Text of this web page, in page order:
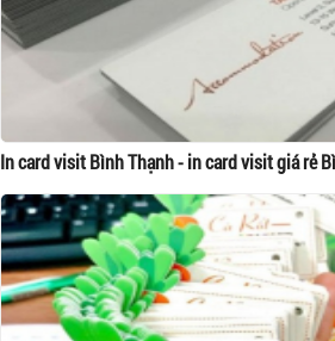
In card visit Bình Thạnh - in card visit giá rẻ